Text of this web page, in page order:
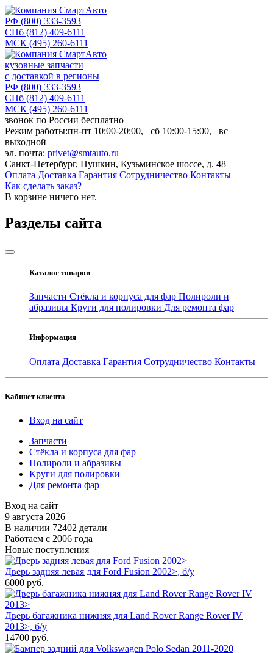
РФ (800) 333-3593
СПб (812) 409-6111
МСК (495) 260-6111
кузовные запчасти
с доставкой в регионы
РФ (800) 333-3593
СПб (812) 409-6111
МСК (495) 260-6111
звонок по России бесплатно
Режим работы:пн-пт 10:00-20:00, сб 10:00-15:00, вс
выходной
эл. почта: privet@smtauto.ru
Санкт-Петербург, Пушкин, Кузьминское шоссе, д. 48
Оплата Доставка Гарантия Сотрудничество Контакты
Как сделать заказ?
В корзине ничего нет.
Разделы сайта
Каталог товаров
Запчасти Стёкла и корпуса для фар Полироли и
абразивы Круги для полировки Для ремонта фар
Информация
Оплата Доставка Гарантия Сотрудничество Контакты
Кабинет клиента
Вход на сайт
Запчасти
Стёкла и корпуса для фар
Полироли и абразивы
Круги для полировки
Для ремонта фар
Вход на сайт
9 августа 2026
В наличии 72402 детали
Работаем с 2006 года
Новые поступления
Дверь задняя левая для Ford Fusion 2002>, б/у
6000 руб.
Дверь багажника нижняя для Land Rover Range Rover IV
2013>, б/у
14700 руб.